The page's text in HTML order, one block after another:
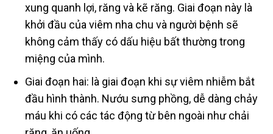
xung quanh lợi, răng và kẽ răng. Giai đoạn này là
khởi đầu của viêm nha chu và người bệnh sẽ
không cảm thấy có dấu hiệu bất thường trong
miệng của mình.
Giai đoạn hai: là giai đoạn khi sự viêm nhiễm bắt
đầu hình thành. Nướu sưng phồng, dễ dàng chảy
máu khi có các tác động từ bên ngoài như chải